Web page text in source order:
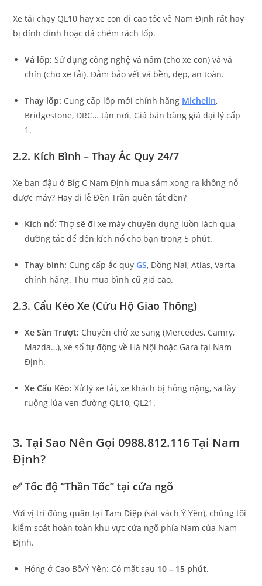
Xe tải chạy QL10 hay xe con đi cao tốc về Nam Định rất hay
bị dính đinh hoặc đá chém rách lốp.
Vá lốp: Sử dụng công nghệ vá nấm (cho xe con) và vá
chín (cho xe tải). Đảm bảo vết vá bền, đẹp, an toàn.
Thay lốp: Cung cấp lốp mới chính hãng Michelin,
Bridgestone, DRC… tận nơi. Giá bán bằng giá đại lý cấp
1.
2.2. Kích Bình – Thay Ắc Quy 24/7
Xe bạn đậu ở Big C Nam Định mua sắm xong ra không nổ
được máy? Hay đi lễ Đền Trần quên tắt đèn?
Kích nổ: Thợ sẽ đi xe máy chuyên dụng luồn lách qua
đường tắc để đến kích nổ cho bạn trong 5 phút.
Thay bình: Cung cấp ắc quyGS, Đồng Nai, Atlas, Varta
chính hãng. Thu mua bình cũ giá cao.
2.3. Cẩu Kéo Xe (Cứu Hộ Giao Thông)
Xe Sàn Trượt: Chuyên chở xe sang (Mercedes, Camry,
Mazda…), xe số tự động về Hà Nội hoặc Gara tại Nam
Định.
Xe Cẩu Kéo: Xử lý xe tải, xe khách bị hỏng nặng, sa lầy
ruộng lúa ven đường QL10, QL21.
3. Tại Sao Nên Gọi 0988.812.116 Tại Nam
Định?
✅ Tốc độ “Thần Tốc” tại cửa ngõ
Với vị trí đóng quân tại Tam Điệp (sát vách Ý Yên), chúng tôi
kiểm soát hoàn toàn khu vực cửa ngõ phía Nam của Nam
Định.
Hỏng ở Cao Bồ/Ý Yên: Có mặt sau 10 – 15 phút.